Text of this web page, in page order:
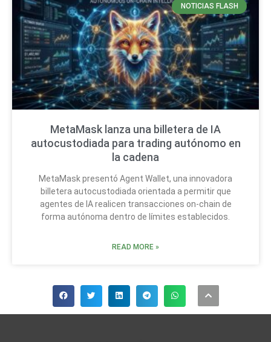
NOTICIAS FLASH
MetaMask lanza una billetera de IA
autocustodiada para trading autónomo en
la cadena
MetaMask presentó Agent Wallet, una innovadora
billetera autocustodiada orientada a permitir que
agentes de IA realicen transacciones on-chain de
forma autónoma dentro de límites establecidos.
READ MORE »